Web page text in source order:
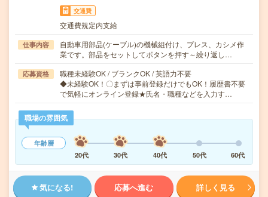
交通費
交通費規定内支給
仕事内容
自動車用部品(ケーブル)の機械組付け、プレス、カシメ作
業です。部品をセットしてボタンを押す～繰り返し…
応募資格
職種未経験OK / ブランクOK / 英語力不要
◆未経験OK！〇まずは事前登録だけでもOK！履歴書不要
で気軽にオンライン登録★氏名・職種などを入力す…
職場の雰囲気
年齢層
20代
30代 40代 50代 60代
気になる! 応募へ進む 詳しく見る